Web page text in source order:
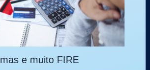
e muito FIRE